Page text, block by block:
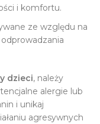
i komfortu.
ze względu na
dzieci, należy
alergie lub
i unikaj
agresywnych